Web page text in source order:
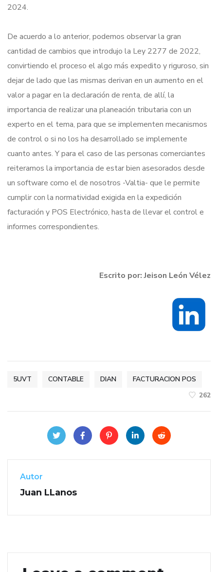
2024.
De acuerdo a lo anterior, podemos observar la gran
cantidad de cambios que introdujo la Ley 2277 de 2022,
convirtiendo el proceso el algo más expedito y riguroso, sin
dejar de lado que las mismas derivan en un aumento en el
valor a pagar en la declaración de renta, de allí, la
importancia de realizar una planeación tributaria con un
experto en el tema, para que se implementen mecanismos
de control o si no los ha desarrollado se implemente
cuanto antes. Y para el caso de las personas comerciantes
reiteramos la importancia de estar bien asesorados desde
un software como el de nosotros -Valtia- que le permite
cumplir con la normatividad exigida en la expedición
facturación y POS Electrónico, hasta de llevar el control e
informes correspondientes.
Escrito por: Jeison León Vélez
5UVT CONTABLE DIAN
FACTURACION POS
262
Autor
Juan LLanos